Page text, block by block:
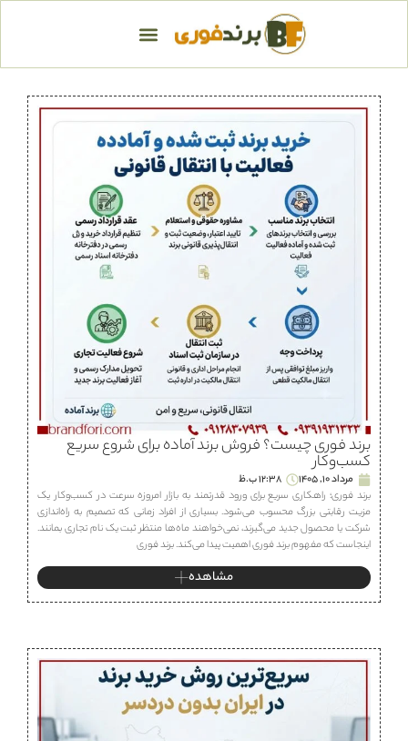
برند فوری چیست؟ فروش برند آماده برای شروع سریع
کسب‌وکار
مرداد 10, 1405
12:38 ب.ظ
برند فوری؛ راهکاری سریع برای ورود قدرتمند به بازار امروزه سرعت در کسب‌وکار یک
مزیت رقابتی بزرگ محسوب می‌شود. بسیاری از افراد زمانی که تصمیم به راه‌اندازی
شرکت یا محصول جدید می‌گیرند، نمی‌خواهند ماه‌ها منتظر ثبت یک نام تجاری بمانند.
اینجاست که مفهوم برند فوری اهمیت پیدا می‌کند. برند فوری
مشاهده